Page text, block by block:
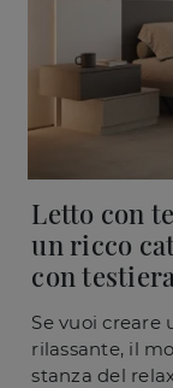
Letto con
un ricco
con
Se vuoi
rilassante, il
stanza del